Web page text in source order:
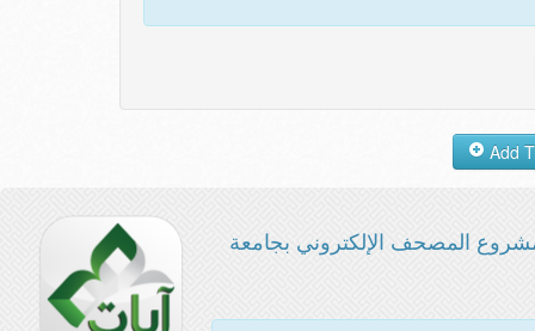
المصحف الإلكتروني بجامعة